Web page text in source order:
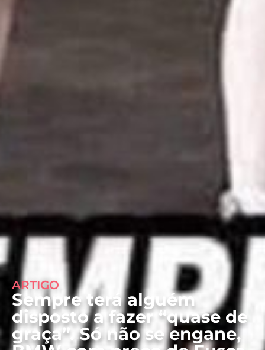
ARTIGO
Sempre terá alguém
disposto a fazer “quase de
graça”. Só não se engane,